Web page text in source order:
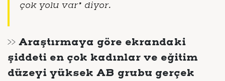
çok yolu var” diyor.
>> Araştırmaya göre ekrandaki
şiddeti en çok kadınlar ve eğitim
düzeyi yüksek AB grubu gerçek